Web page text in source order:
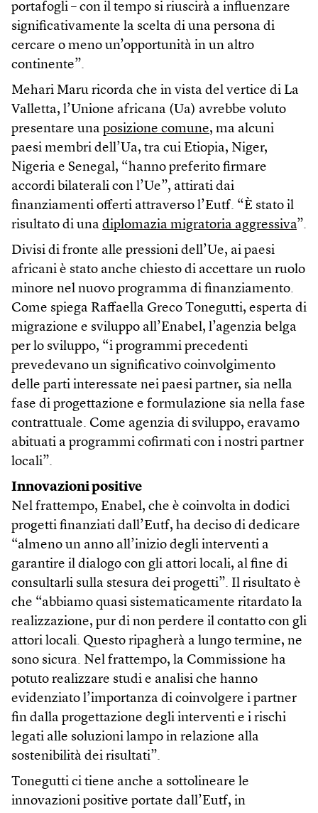
portafogli – con il tempo si riuscirà a influenzare
significativamente la scelta di una persona di
cercare o meno un’opportunità in un altro
continente”.
Mehari Maru ricorda che in vista del vertice di La
Valletta, l’Unione africana (Ua) avrebbe voluto
presentare una posizione comune, ma alcuni
paesi membri dell’Ua, tra cui Etiopia, Niger,
Nigeria e Senegal, “hanno preferito firmare
accordi bilaterali con l’Ue”, attirati dai
finanziamenti offerti attraverso l’Eutf. “È stato il
risultato di una diplomazia migratoria aggressiva”.
Divisi di fronte alle pressioni dell’Ue, ai paesi
africani è stato anche chiesto di accettare un ruolo
minore nel nuovo programma di finanziamento.
Come spiega Raffaella Greco Tonegutti, esperta di
migrazione e sviluppo all’Enabel, l’agenzia belga
per lo sviluppo, “i programmi precedenti
prevedevano un significativo coinvolgimento
delle parti interessate nei paesi partner, sia nella
fase di progettazione e formulazione sia nella fase
contrattuale. Come agenzia di sviluppo, eravamo
abituati a programmi cofirmati con i nostri partner
locali”.
Innovazioni positive
Nel frattempo, Enabel, che è coinvolta in dodici
progetti finanziati dall’Eutf, ha deciso di dedicare
“almeno un anno all’inizio degli interventi a
garantire il dialogo con gli attori locali, al fine di
consultarli sulla stesura dei progetti”. Il risultato è
che “abbiamo quasi sistematicamente ritardato la
realizzazione, pur di non perdere il contatto con gli
attori locali. Questo ripagherà a lungo termine, ne
sono sicura. Nel frattempo, la Commissione ha
potuto realizzare studi e analisi che hanno
evidenziato l’importanza di coinvolgere i partner
fin dalla progettazione degli interventi e i rischi
legati alle soluzioni lampo in relazione alla
sostenibilità dei risultati”.
Tonegutti ci tiene anche a sottolineare le
innovazioni positive portate dall’Eutf, in